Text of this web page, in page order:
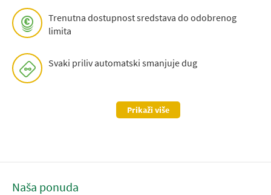
Trenutna dostupnost sredstava do odobrenog
limita
Svaki priliv automatski smanjuje dug
Prikaži više
Naša ponuda